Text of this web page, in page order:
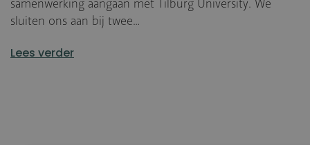
samenwerking aangaan met Tilburg University. We
sluiten ons aan bij twee…
Lees verder